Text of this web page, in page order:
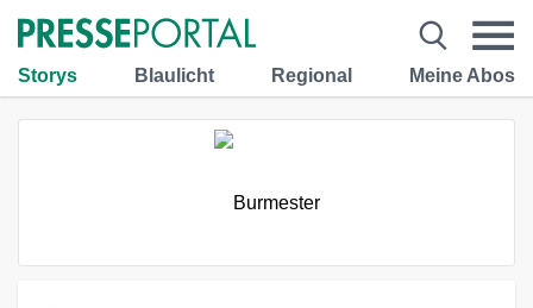
Storys Blaulicht Regional Meine Abos